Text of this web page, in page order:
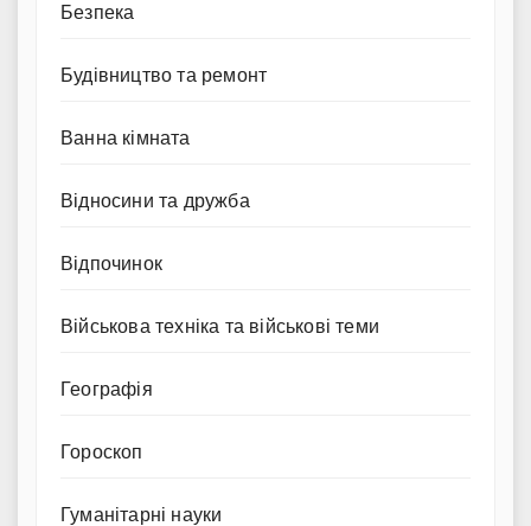
Безпека
Будівництво та ремонт
Ванна кімната
Відносини та дружба
Відпочинок
Військова техніка та військові теми
Географія
Гороскоп
Гуманітарні науки